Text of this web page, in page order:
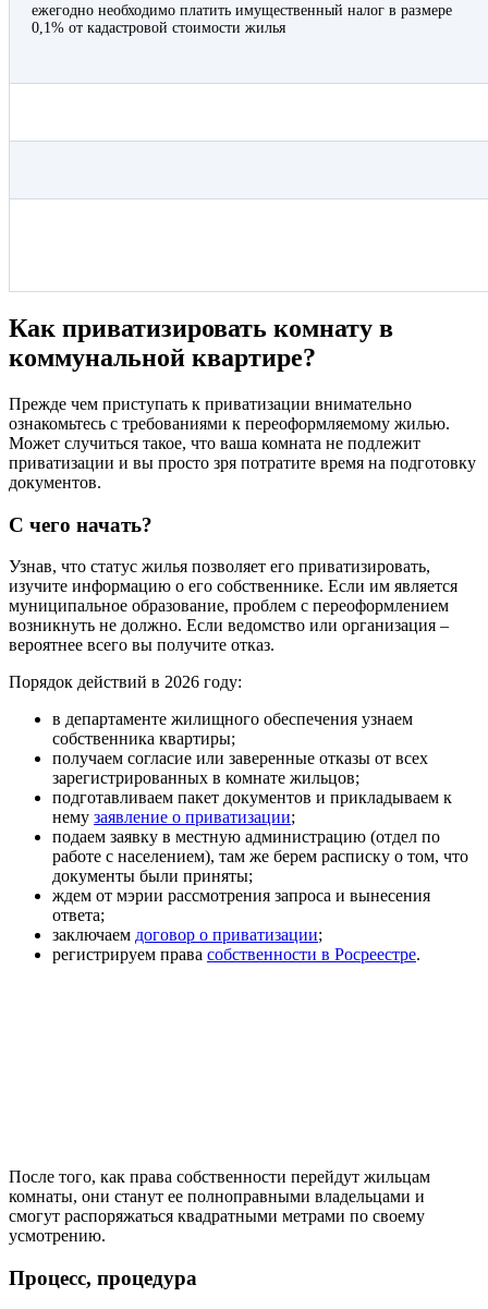
ежегодно необходимо платить имущественный налог в размере
0,1% от кадастровой стоимости жилья
Как приватизировать комнату в
коммунальной квартире?
Прежде чем приступать к приватизации внимательно
ознакомьтесь с требованиями к переоформляемому жилью.
Может случиться такое, что ваша комната не подлежит
приватизации и вы просто зря потратите время на подготовку
документов.
С чего начать?
Узнав, что статус жилья позволяет его приватизировать,
изучите информацию о его собственнике. Если им является
муниципальное образование, проблем с переоформлением
возникнуть не должно. Если ведомство или организация –
вероятнее всего вы получите отказ.
Порядок действий в 2026 году:
в департаменте жилищного обеспечения узнаем
собственника квартиры;
получаем согласие или заверенные отказы от всех
зарегистрированных в комнате жильцов;
подготавливаем пакет документов и прикладываем к
нему заявление о приватизации;
подаем заявку в местную администрацию (отдел по
работе с населением), там же берем расписку о том, что
документы были приняты;
ждем от мэрии рассмотрения запроса и вынесения
ответа;
заключаем договор о приватизации;
регистрируем права собственности в Росреестре.
После того, как права собственности перейдут жильцам
комнаты, они станут ее полноправными владельцами и
смогут распоряжаться квадратными метрами по своему
усмотрению.
Процесс, процедура